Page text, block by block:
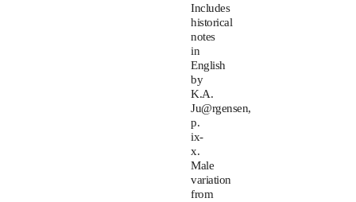
Includes
historical
notes
in
English
by
K.A.
Ju@rgensen,
p.
ix-
x.
Male
variation
from